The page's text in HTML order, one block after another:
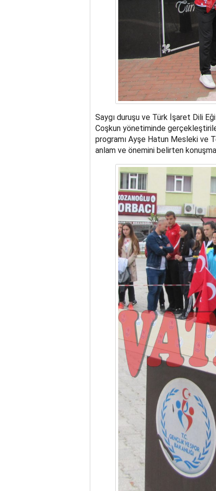
Saygı duruşu ve Türk İşaret Dili
Coşkun yönetiminde
programı Ayşe Hatun Mesleki ve
anlam ve önemini belirten